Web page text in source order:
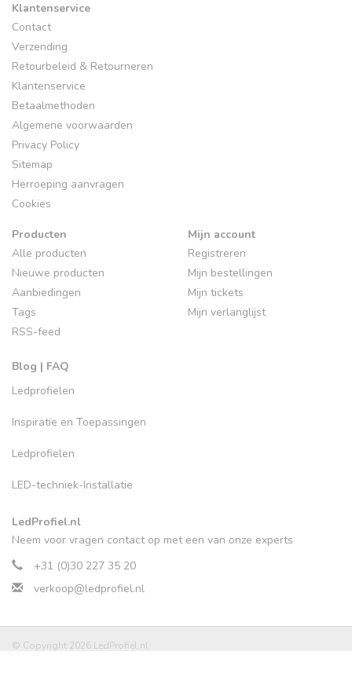
Klantenservice
Contact
Verzending
Retourbeleid & Retourneren
Klantenservice
Betaalmethoden
Algemene voorwaarden
Privacy Policy
Sitemap
Herroeping aanvragen
Cookies
Producten
Alle producten
Nieuwe producten
Aanbiedingen
Tags
RSS-feed
Blog | FAQ
Ledprofielen
Inspiratie en Toepassingen
Ledprofielen
LED-techniek-Installatie
Mijn account
Registreren
Mijn bestellingen
Mijn tickets
Mijn verlanglijst
LedProfiel.nl
Neem voor vragen contact op met een van onze experts
+31 (0)30 227 35 20
verkoop@ledprofiel.nl
© Copyright 2026 LedProfiel.nl